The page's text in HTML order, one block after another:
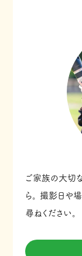
ご家族の大切
ら。
撮影日や場
尋ねください。